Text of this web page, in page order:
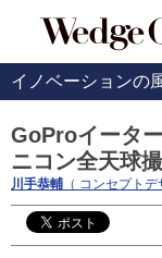
イノベーションの
GoProイータ
ニコン全天球
川手恭輔 （ コンセプト